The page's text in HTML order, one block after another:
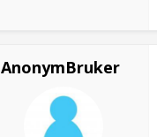
AnonymBruker